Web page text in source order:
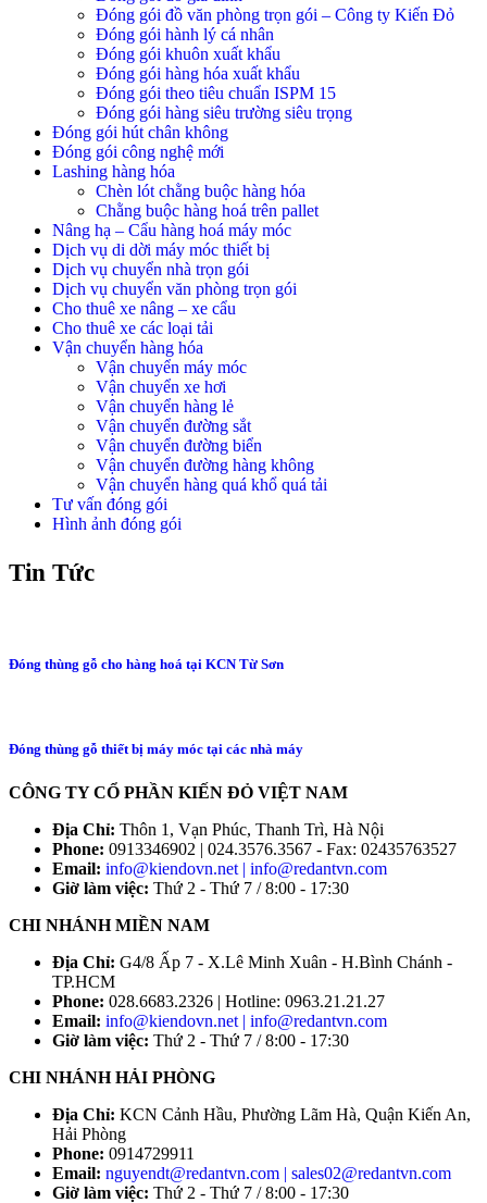
Đóng gói đồ văn phòng trọn gói – Công ty Kiến Đỏ
Đóng gói hành lý cá nhân
Đóng gói khuôn xuất khẩu
Đóng gói hàng hóa xuất khẩu
Đóng gói theo tiêu chuẩn ISPM 15
Đóng gói hàng siêu trường siêu trọng
Đóng gói hút chân không
Đóng gói công nghệ mới
Lashing hàng hóa
Chèn lót chằng buộc hàng hóa
Chằng buộc hàng hoá trên pallet
Nâng hạ – Cẩu hàng hoá máy móc
Dịch vụ di dời máy móc thiết bị
Dịch vụ chuyển nhà trọn gói
Dịch vụ chuyển văn phòng trọn gói
Cho thuê xe nâng – xe cẩu
Cho thuê xe các loại tải
Vận chuyển hàng hóa
Vận chuyển máy móc
Vận chuyển xe hơi
Vận chuyển hàng lẻ
Vận chuyển đường sắt
Vận chuyển đường biển
Vận chuyển đường hàng không
Vận chuyển hàng quá khổ quá tải
Tư vấn đóng gói
Hình ảnh đóng gói
Tin Tức
Đóng thùng gỗ cho hàng hoá tại KCN Từ Sơn
Đóng thùng gỗ thiết bị máy móc tại các nhà máy
CÔNG TY CỔ PHẦN KIẾN ĐỎ VIỆT NAM
Địa Chỉ: Thôn 1, Vạn Phúc, Thanh Trì, Hà Nội
Phone: 0913346902 | 024.3576.3567 - Fax: 02435763527
Email: info@kiendovn.net | info@redantvn.com
Giờ làm việc: Thứ 2 - Thứ 7 / 8:00 - 17:30
CHI NHÁNH MIỀN NAM
Địa Chỉ: G4/8 Ấp 7 - X.Lê Minh Xuân - H.Bình Chánh -
TP.HCM
Phone: 028.6683.2326 | Hotline: 0963.21.21.27
Email: info@kiendovn.net | info@redantvn.com
Giờ làm việc: Thứ 2 - Thứ 7 / 8:00 - 17:30
CHI NHÁNH HẢI PHÒNG
Địa Chỉ: KCN Cảnh Hầu, Phường Lãm Hà, Quận Kiến An,
Hải Phòng
Phone: 0914729911
Email: nguyendt@redantvn.com | sales02@redantvn.com
Giờ làm việc: Thứ 2 - Thứ 7 / 8:00 - 17:30